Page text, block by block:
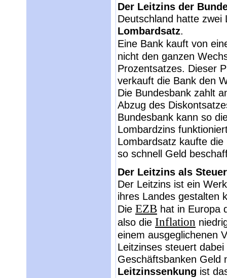
Der Leitzins der
Deutschland hatte
Lombardsatz.
Eine Bank kauft von
nicht den ganzen
Prozentsatzes. Dieser
verkauft die Bank den
Die Bundesbank zahlt
Abzug des
Bundesbank kann so
Lombardzins
Lombardsatz kaufte
so schnell Geld
Der Leitzins als
Der Leitzins ist ein
ihres Landes gestalten
Die EZB hat in Europa
also die Inflation
einem ausgeglichenen
Leitzinses steuert
Geschäftsbanken Geld
Leitzinssenkung ist